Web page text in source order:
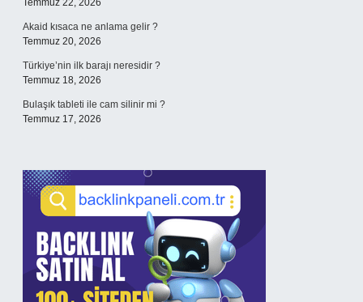
Temmuz 22, 2026
Akaid kısaca ne anlama gelir ?
Temmuz 20, 2026
Türkiye’nin ilk barajı neresidir ?
Temmuz 18, 2026
Bulaşık tableti ile cam silinir mi ?
Temmuz 17, 2026